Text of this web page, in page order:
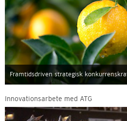
Framtidsdriven strategisk
Innovationsarbete med ATG